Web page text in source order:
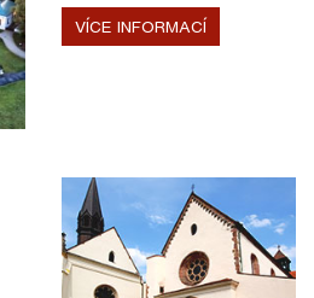
VÍCE INFORMACÍ